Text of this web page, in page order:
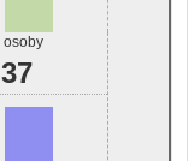
osoby
37